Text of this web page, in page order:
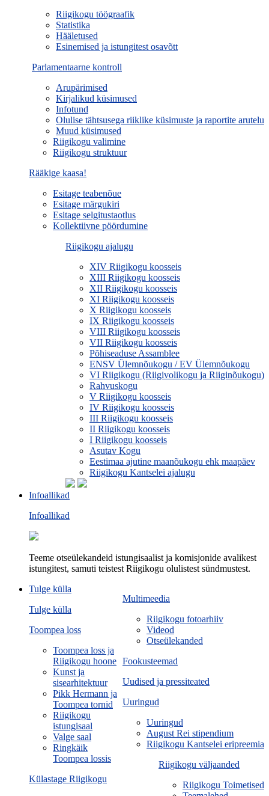
Riigikogu töögraafik
Statistika
Hääletused
Esinemised ja istungitest osavõtt
Parlamentaarne kontroll
Arupärimised
Kirjalikud küsimused
Infotund
Olulise tähtsusega riiklike küsimuste ja raportite arutelu
Muud küsimused
Riigikogu valimine
Riigikogu struktuur
Rääkige kaasa!
Esitage teabenõue
Esitage märgukiri
Esitage selgitustaotlus
Kollektiivne pöördumine
Riigikogu ajalugu
XIV Riigikogu koosseis
XIII Riigikogu koosseis
XII Riigikogu koosseis
XI Riigikogu koosseis
X Riigikogu koosseis
IX Riigikogu koosseis
VIII Riigikogu koosseis
VII Riigikogu koosseis
Põhiseaduse Assamblee
ENSV Ülemnõukogu / EV Ülemnõukogu
VI Riigikogu (Riigivolikogu ja Riiginõukogu)
Rahvuskogu
V Riigikogu koosseis
IV Riigikogu koosseis
III Riigikogu koosseis
II Riigikogu koosseis
I Riigikogu koosseis
Asutav Kogu
Eestimaa ajutine maanõukogu ehk maapäev
Riigikogu Kantselei ajalugu
Infoallikad
Infoallikad
Teeme otseülekandeid istungisaalist ja komisjonide avalikest
istungitest, samuti teistest Riigikogu olulistest sündmustest.
Multimeedia
Riigikogu fotoarhiiv
Videod
Otseülekanded
Fookusteemad
Uudised ja pressiteated
Uuringud
Uuringud
August Rei stipendium
Riigikogu Kantselei eripreemia
Riigikogu väljaanded
Riigikogu Toimetised
Tulge külla
Tulge külla
Toompea loss
Toompea loss ja
Riigikogu hoone
Kunst ja
sisearhitektuur
Pikk Hermann ja
Toompea tornid
Riigikogu
istungisaal
Valge saal
Ringkäik
Toompea lossis
Külastage Riigikogu